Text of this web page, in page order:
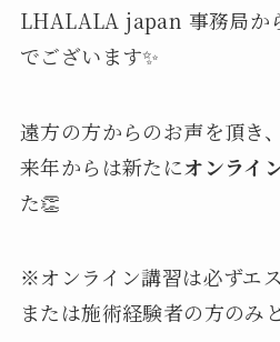
LHALALA japan 事務局か
でございます✨
遠方の方からのお声を頂き、
来年からは新たにオンライ
た👏
※オンライン講習は必ずエ
または施術経験者の方のみ